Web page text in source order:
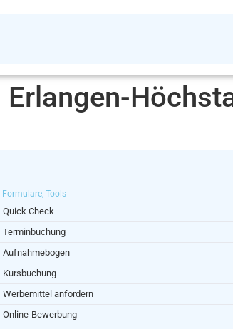
Erlangen-
Formulare, Tools
Quick Check
Terminbuchung
Aufnahmebogen
Kursbuchung
Werbemittel anfordern
Online-Bewerbung